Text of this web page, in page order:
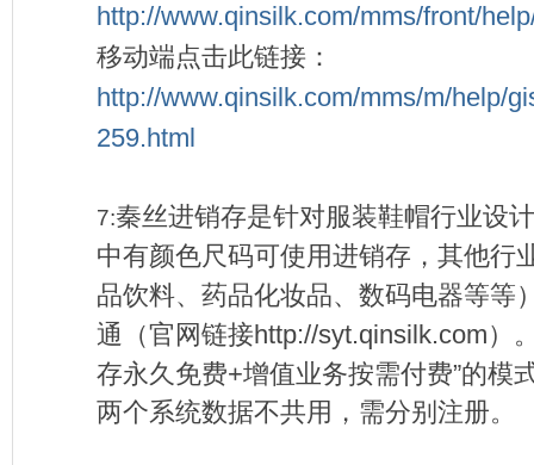
http://www.qinsilk.com/mms/front/
移动端点击此链接：
http://www.qinsilk.com/mms/m/help/
259.html
7:秦丝进销存是针对服装鞋帽行业设
中有颜色尺码可使用进销存，其他行
品饮料、药品化妆品、数码电器等等
通（官网链接http://syt.qinsilk.com）
存永久免费+增值业务按需付费”的模
两个系统数据不共用，需分别注册。